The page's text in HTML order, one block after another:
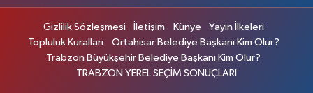
Gizlilik Sözleşmesi İletişim Künye
Yayın İlkeleri
Topluluk Kuralları
Ortahisar Belediye Başkanı Kim Olur?
Trabzon Büyükşehir Belediye Başkanı Kim Olur?
TRABZON YEREL SEÇİM SONUÇLARI